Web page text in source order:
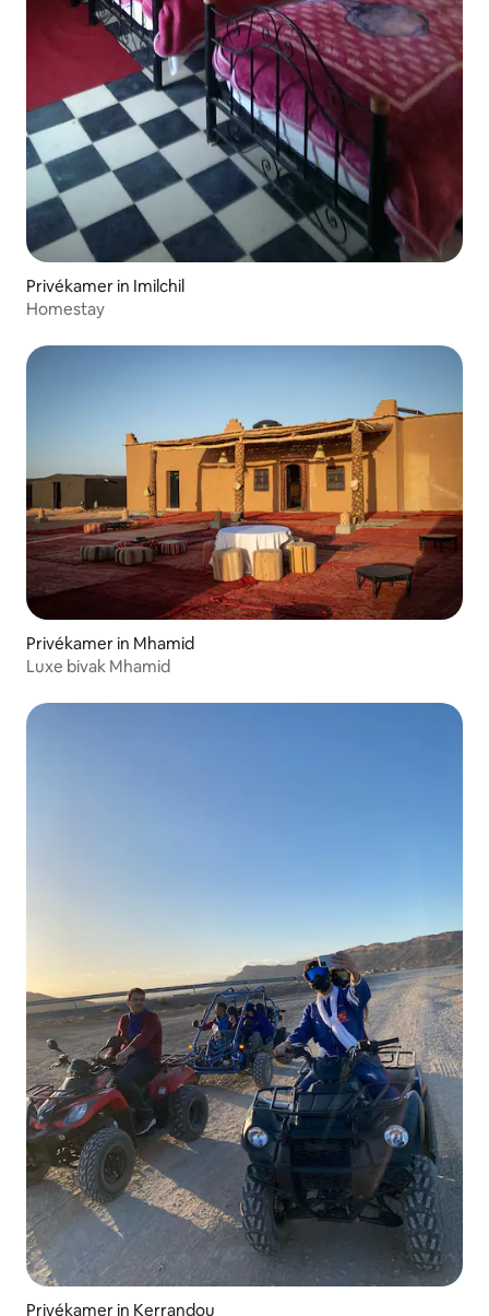
Privékamer in Imilchil
Homestay
Privékamer in Mhamid
Luxe bivak Mhamid
Privékamer in Kerrandou